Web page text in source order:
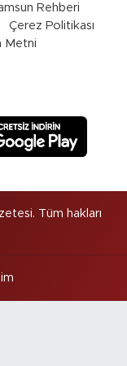
Rehberi
Çerez Politikası
Metni
Tüm hakları